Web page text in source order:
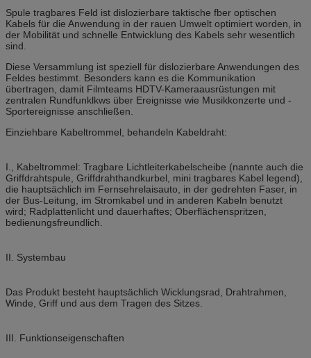
Spule tragbares Feld ist dislozierbare taktische fber optischen
Kabels für die Anwendung in der rauen Umwelt optimiert worden, in
der Mobilität und schnelle Entwicklung des Kabels sehr wesentlich
sind.
Diese Versammlung ist speziell für dislozierbare Anwendungen des
Feldes bestimmt. Besonders kann es die Kommunikation
übertragen, damit Filmteams HDTV-Kameraausrüstungen mit
zentralen Rundfunklkws über Ereignisse wie Musikkonzerte und -
Sportereignisse anschließen.
Einziehbare Kabeltrommel, behandeln Kabeldraht:
I., Kabeltrommel: Tragbare Lichtleiterkabelscheibe (nannte auch die
Griffdrahtspule, Griffdrahthandkurbel, mini tragbares Kabel legend),
die hauptsächlich im Fernsehrelaisauto, in der gedrehten Faser, in
der Bus-Leitung, im Stromkabel und in anderen Kabeln benutzt
wird; Radplattenlicht und dauerhaftes; Oberflächenspritzen,
bedienungsfreundlich.
II. Systembau
Das Produkt besteht hauptsächlich Wicklungsrad, Drahtrahmen,
Winde, Griff und aus dem Tragen des Sitzes.
III. Funktionseigenschaften